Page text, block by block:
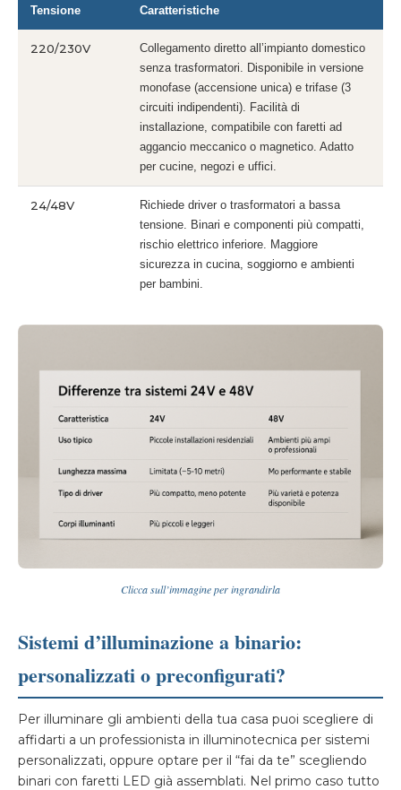
Tensione Caratteristiche
220/230V
Collegamento diretto all’impianto domestico
senza trasformatori. Disponibile in versione
monofase (accensione unica) e trifase (3
circuiti indipendenti). Facilità di
installazione, compatibile con faretti ad
aggancio meccanico o magnetico. Adatto
per cucine, negozi e uffici.
24/48V
Richiede driver o trasformatori a bassa
tensione. Binari e componenti più compatti,
rischio elettrico inferiore. Maggiore
sicurezza in cucina, soggiorno e ambienti
per bambini.
Si
Clicca sull’immagine per ingrandirla
Sistemi d’illuminazione a binario:
personalizzati o preconfigurati?
Per illuminare gli ambienti della tua casa puoi scegliere di
affidarti a un professionista in illuminotecnica per sistemi
personalizzati, oppure optare per il “fai da te” scegliendo
binari con faretti LED già assemblati. Nel primo caso tutto